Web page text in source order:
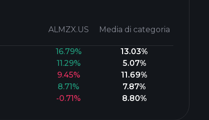
ALMZX.US Media di categoria
16.79%
13.03%
11.29%
5.07%
9.45%
11.69%
8.71%
7.87%
-0.71% 8.80%